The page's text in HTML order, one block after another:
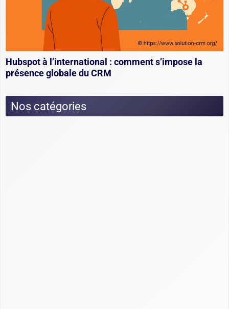
Hubspot à l’international : comment s’impose la
présence globale du CRM
Nos catégories